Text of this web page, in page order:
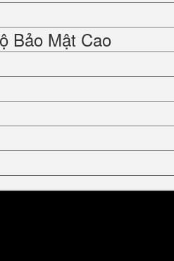
Bảo Mật Cao